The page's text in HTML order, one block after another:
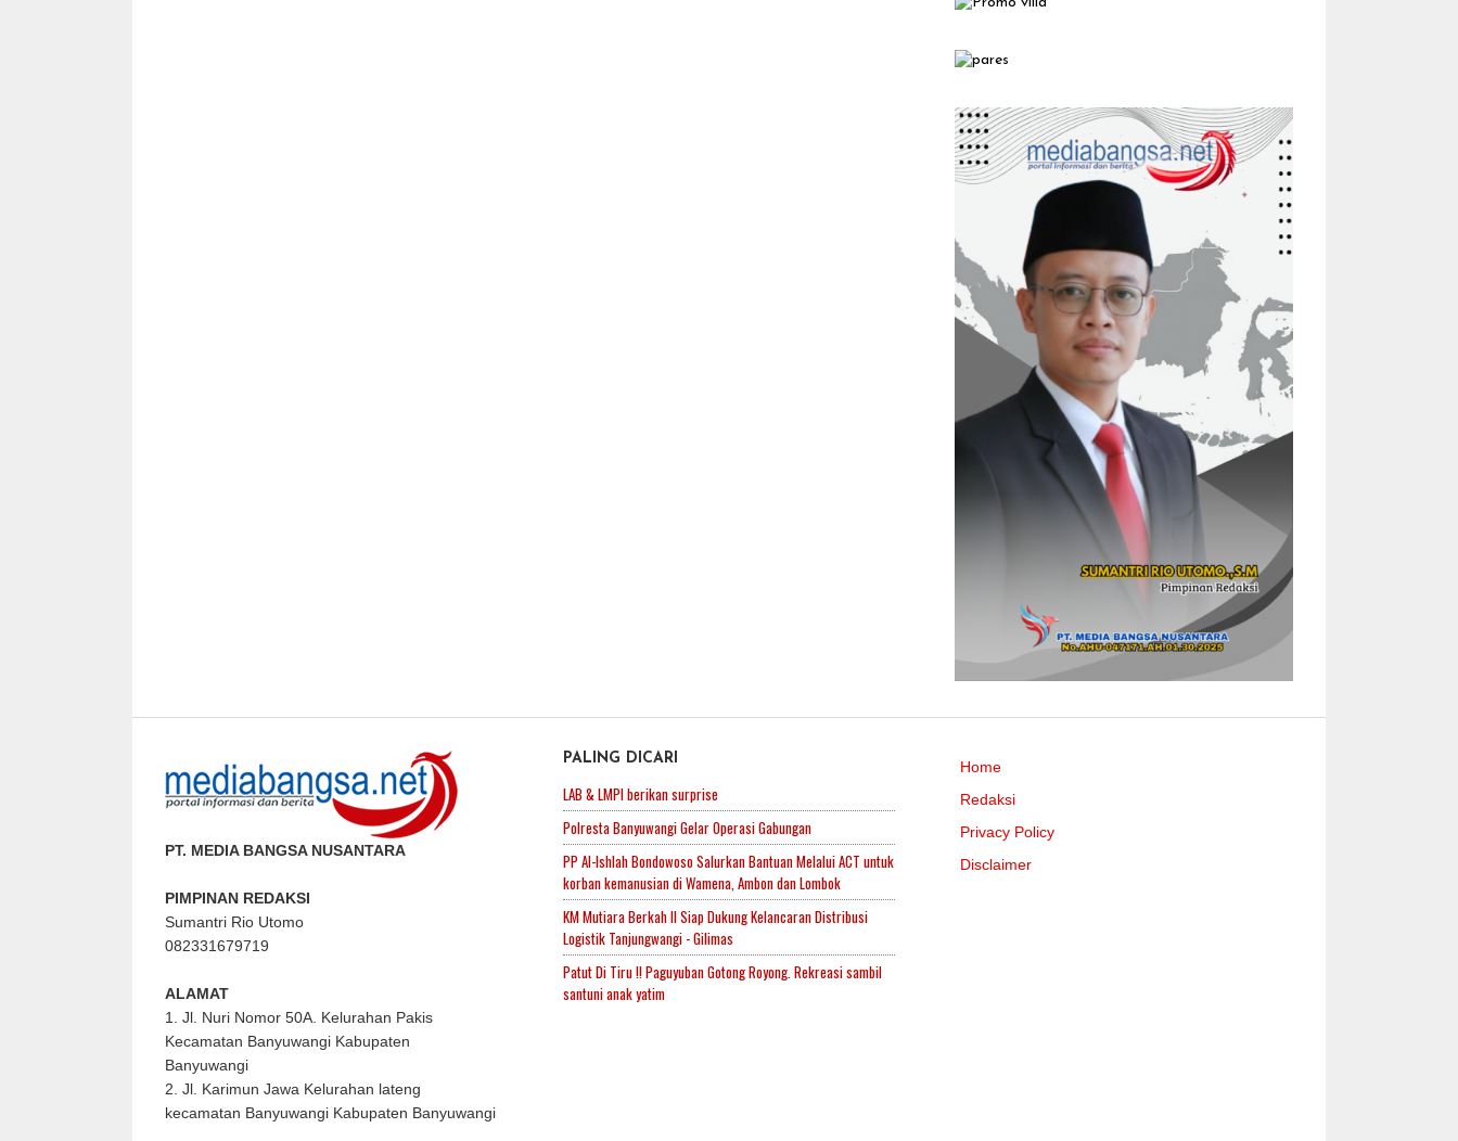
PT. MEDIA BANGSA NUSANTARA
PIMPINAN REDAKSI
Sumantri Rio Utomo
082331679719
ALAMAT
1. Jl. Nuri Nomor 50A. Kelurahan Pakis
Kecamatan Banyuwangi Kabupaten
Banyuwangi
2. Jl. Karimun Jawa Kelurahan lateng
kecamatan Banyuwangi Kabupaten Banyuwangi
PALING DICARI
LAB & LMPI berikan surprise
Polresta Banyuwangi Gelar Operasi Gabungan
PP Al-Ishlah Bondowoso Salurkan Bantuan Melalui ACT untuk
korban kemanusian di Wamena, Ambon dan Lombok
KM Mutiara Berkah II Siap Dukung Kelancaran Distribusi
Logistik Tanjungwangi - Gilimas
Patut Di Tiru !! Paguyuban Gotong Royong. Rekreasi sambil
santuni anak yatim
Home
Redaksi
Privacy Policy
Disclaimer